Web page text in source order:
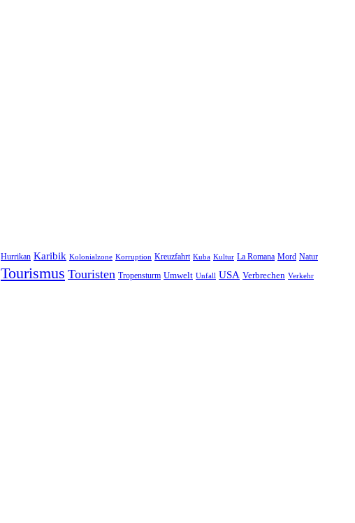
Hurrikan Karibik Kolonialzone Korruption Kreuzfahrt Kuba Kultur La Romana Mord Natur
Tourismus Touristen Tropensturm Umwelt Unfall USA Verbrechen Verkehr